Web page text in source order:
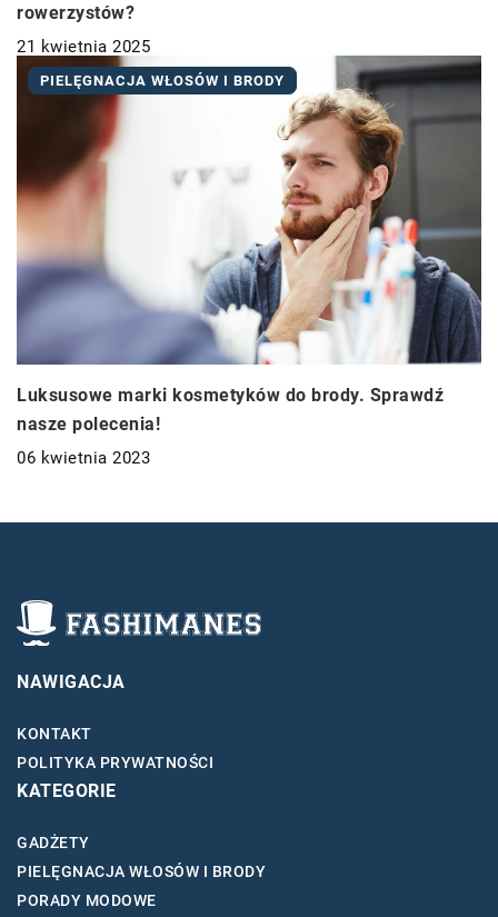
rowerzystów?
21 kwietnia 2025
PIELĘGNACJA WŁOSÓW I BRODY
Luksusowe marki kosmetyków do brody. Sprawdź
nasze polecenia!
06 kwietnia 2023
NAWIGACJA
KONTAKT
POLITYKA PRYWATNOŚCI
KATEGORIE
GADŻETY
PIELĘGNACJA WŁOSÓW I BRODY
PORADY MODOWE